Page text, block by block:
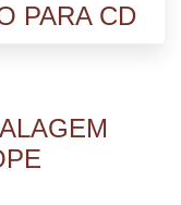
PARA CD